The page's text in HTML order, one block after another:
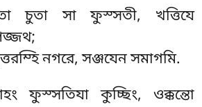
চুতা সা ফুস্সতী, খত্তিযে
নগরে, সঞ্জযেন সমাগমি.
ফুস্সতিযা কুচ্ছিং, ওক্কন্তো